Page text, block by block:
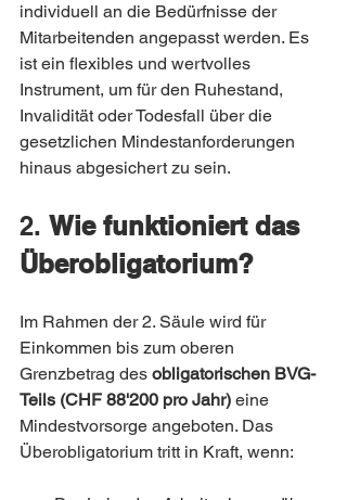
individuell an die Bedürfnisse der
Mitarbeitenden angepasst werden. Es
ist ein flexibles und wertvolles
Instrument, um für den Ruhestand,
Invalidität oder Todesfall über die
gesetzlichen Mindestanforderungen
hinaus abgesichert zu sein.
2. Wie funktioniert das
Überobligatorium?
Im Rahmen der 2. Säule wird für
Einkommen bis zum oberen
Grenzbetrag des obligatorischen BVG-
Teils (CHF 88'200 pro Jahr) eine
Mindestvorsorge angeboten. Das
Überobligatorium tritt in Kraft, wenn: